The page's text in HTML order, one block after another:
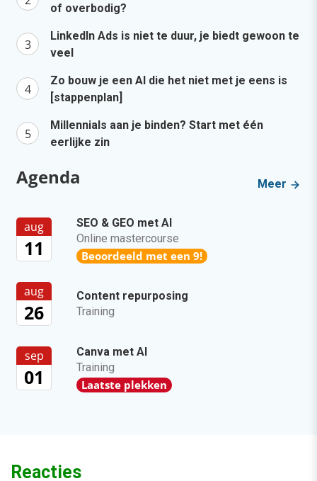
of overbodig?
LinkedIn Ads is niet te duur, je biedt gewoon te
veel
Zo bouw je een AI die het niet met je eens is
[stappenplan]
Millennials aan je binden? Start met één
eerlijke zin
Agenda Meer
aug
11
SEO & GEO met AI
Online mastercourse
Beoordeeld met een 9!
aug
26
Content repurposing
Training
sep
01
Canva met AI
Training
Laatste plekken
Reacties